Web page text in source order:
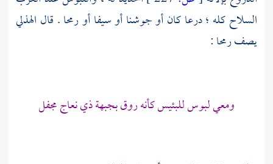
السلاح كله ؛ درعا كان أو جوشنا أو سيفا أو رمحا . قال الهذلي
يصف رمحا :
ومعي لبوس للبئيس كأنه روق بجبهة ذي نعاج مجفل